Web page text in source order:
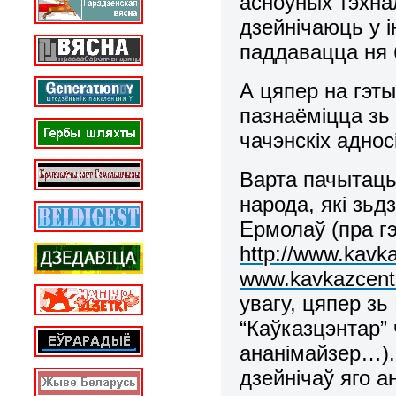
дзейнічаюць у
паддавацца ня
А цяпер на
пазнаёміцца зь
чачэнскіх
Варта
народа, які
Ермолаў (пра
http://
увагу, цяпер
дзейнічаў яго